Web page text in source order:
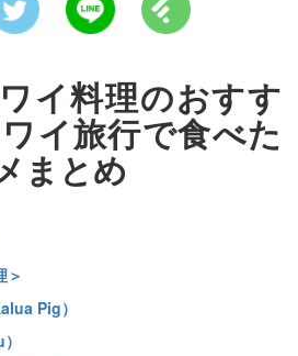
イ料理のおすす
イ旅行で食べた
まとめ
＞
Pig）